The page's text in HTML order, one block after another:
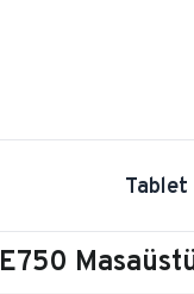
Tablet